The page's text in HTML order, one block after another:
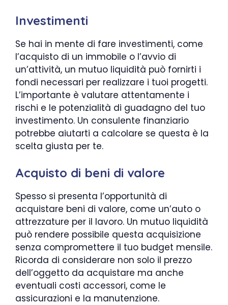
Investimenti
Se hai in mente di fare investimenti, come
l’acquisto di un immobile o l’avvio di
un’attività, un mutuo liquidità può fornirti i
fondi necessari per realizzare i tuoi progetti.
L’importante è valutare attentamente i
rischi e le potenzialità di guadagno del tuo
investimento. Un consulente finanziario
potrebbe aiutarti a calcolare se questa è la
scelta giusta per te.
Acquisto di beni di valore
Spesso si presenta l’opportunità di
acquistare beni di valore, come un’auto o
attrezzature per il lavoro. Un mutuo liquidità
può rendere possibile questa acquisizione
senza compromettere il tuo budget mensile.
Ricorda di considerare non solo il prezzo
dell’oggetto da acquistare ma anche
eventuali costi accessori, come le
assicurazioni e la manutenzione.